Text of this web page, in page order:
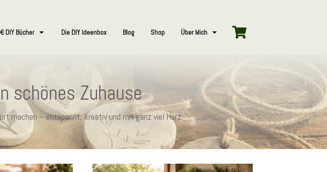
DIY Bücher Die DIY Ideenbox Blog Shop Über Mich
schönes Zuhause
machen – entspannt, kreativ und mit ganz viel Herz.